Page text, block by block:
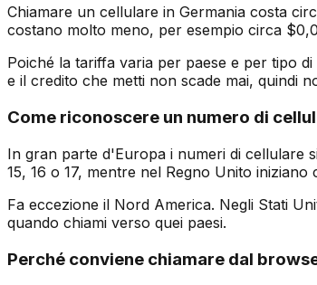
Chiamare un cellulare in Germania costa
costano molto meno, per esempio circa
Poiché la tariffa varia per paese e per tipo
e il credito che metti non scade mai, quindi
Come riconoscere un numero di
In gran parte d'Europa i numeri di cellulare
15, 16 o 17, mentre nel Regno Unito
Fa eccezione il Nord America. Negli Stati
quando chiami verso quei paesi.
Perché conviene chiamare dal